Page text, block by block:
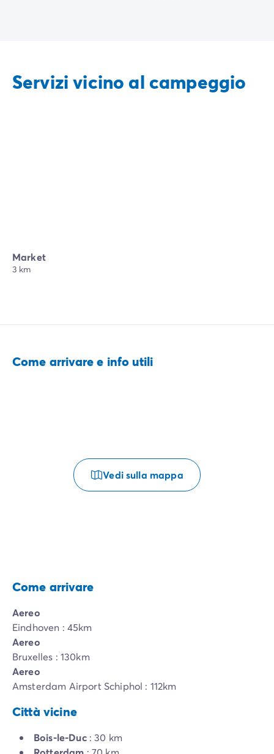
Servizi vicino al campeggio
Market
3 km
Come arrivare e info utili
Vedi sulla mappa
Come arrivare
Aereo
Eindhoven : 45km
Aereo
Bruxelles : 130km
Aereo
Amsterdam Airport Schiphol : 112km
Città vicine
Bois-le-Duc: 30 km